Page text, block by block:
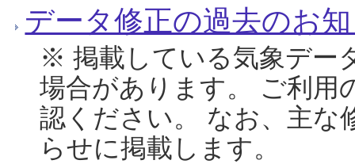
データ修正の過去のお
※ 掲載している気象デー
場合があります。 ご利用
認ください。 なお、主な
らせに掲載します。